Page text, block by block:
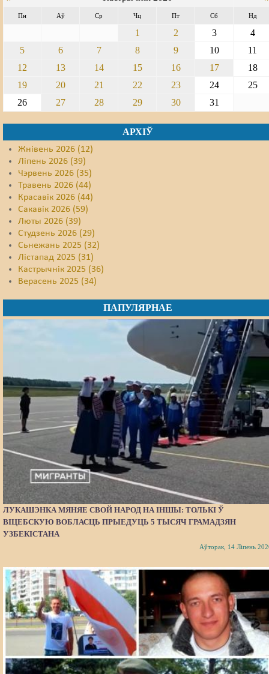
Пн Аў Ср Чц Пт Сб Нд
1 2 3
4
5
6 7 8 9 10
11
12
13 14 15 16 17
18
19
20 21 22 23 24
25
26
27 28 29 30 31
АРХІЎ
Жнівень 2026 (12)
Ліпень 2026 (39)
Чэрвень 2026 (35)
Травень 2026 (44)
Красавік 2026 (44)
Сакавік 2026 (59)
Люты 2026 (39)
Студзень 2026 (29)
Сьнежань 2025 (32)
Лістапад 2025 (31)
Кастрычнік 2025 (36)
Верасень 2025 (34)
ПАПУЛЯРНАЕ
ЛУКАШЭНКА МЯНЯЕ СВОЙ НАРОД НА ІНШЫ: ТОЛЬКІ Ў
ВІЦЕБСКУЮ ВОБЛАСЦЬ ПРЫЕДУЦЬ 5 ТЫСЯЧ ГРАМАДЗЯН
УЗБЕКІСТАНА
Аўторак, 14 Ліпень
Свабода сумленьня
Суд
Сьмяротнае пакараньне
Правы працоўных
Сацыяльныя правы